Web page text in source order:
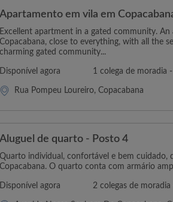
Apartamento em vila em
Excellent apartment in a gated community.
Copacabana, close to everything, with all the
charming gated community...
Disponível agora 1 colega de moradia
Rua Pompeu Loureiro, Copacabana
Aluguel de quarto - Posto 4
Quarto individual, confortável e bem cuidado,
Copacabana. O quarto conta com armário
Disponível agora 2 colegas de